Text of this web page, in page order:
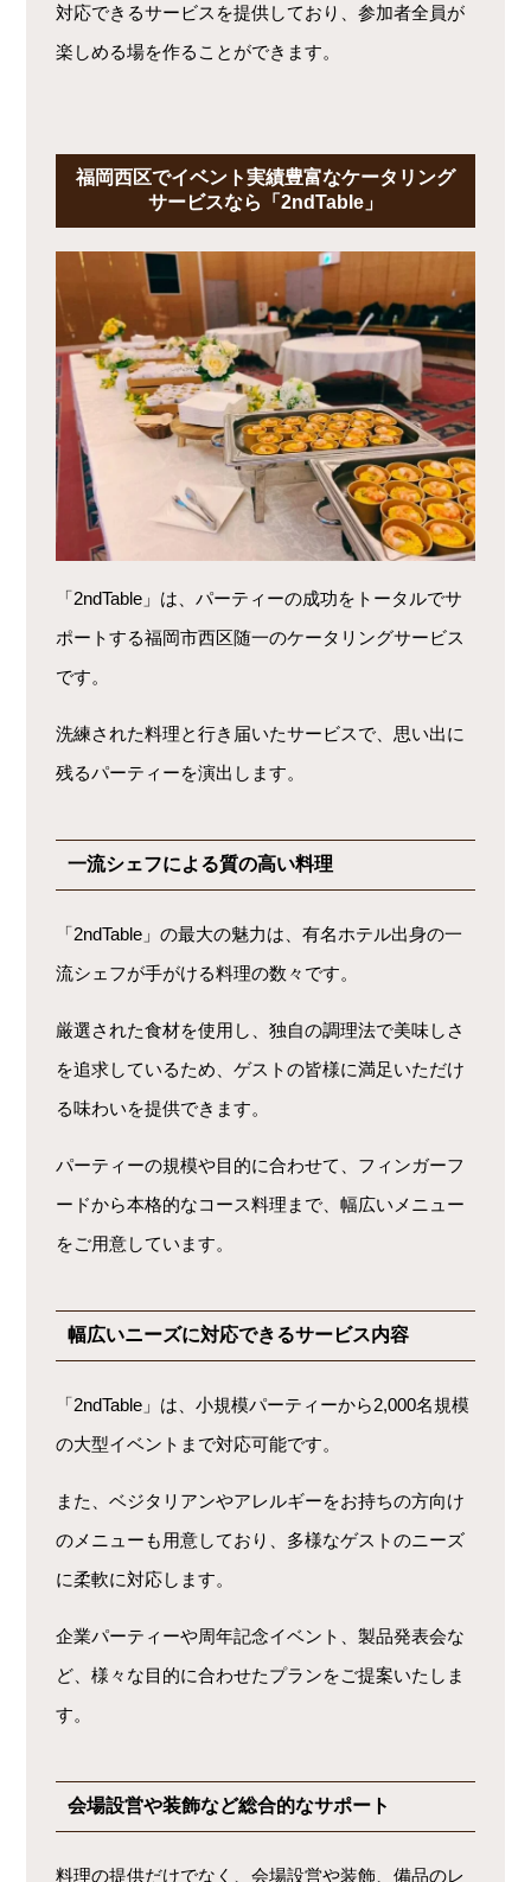
対応できるサービスを提供しており、参加者全員が
楽しめる場を作ることができます。
福岡西区でイベント実績豊富なケータリング
サービスなら「2ndTable」
「2ndTable」は、パーティーの成功をトータルでサ
ポートする福岡市西区随一のケータリングサービス
です。
洗練された料理と行き届いたサービスで、思い出に
残るパーティーを演出します。
一流シェフによる質の高い料理
「2ndTable」の最大の魅力は、有名ホテル出身の一
流シェフが手がける料理の数々です。
厳選された食材を使用し、独自の調理法で美味しさ
を追求しているため、ゲストの皆様に満足いただけ
る味わいを提供できます。
パーティーの規模や目的に合わせて、フィンガーフ
ードから本格的なコース料理まで、幅広いメニュー
をご用意しています。
幅広いニーズに対応できるサービス内容
「2ndTable」は、小規模パーティーから2,000名規模
の大型イベントまで対応可能です。
また、ベジタリアンやアレルギーをお持ちの方向け
のメニューも用意しており、多様なゲストのニーズ
に柔軟に対応します。
企業パーティーや周年記念イベント、製品発表会な
ど、様々な目的に合わせたプランをご提案いたしま
す。
会場設営や装飾など総合的なサポート
料理の提供だけでなく、会場設営や装飾、備品のレ